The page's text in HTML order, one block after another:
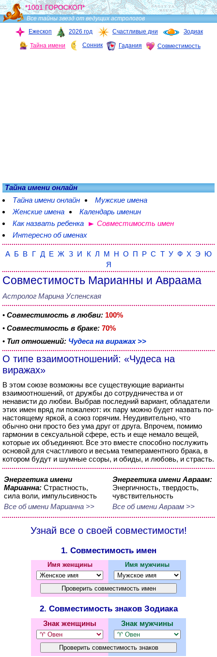
*1001 ГОРОСКОП*
Все тайны звезд от ведущих астрологов
Ежескоп
2026 год Счастливые дни Зодиак
Тайна имени Сонник Гадания Совместимость
Тайна имени онлайн
Тайна имени онлайн
Мужские имена
Женские имена
Календарь именин
Как назвать ребенка
Совместимость имен
Интересно об именах
А Б В Г Д Е Ж З И К Л М Н О П Р С Т У Ф Х Э Ю
Я
Совместимость Марианны и Авраама
Астролог Марина Успенская
• Совместимость в любви: 100%
• Совместимость в браке: 70%
• Тип отношений: Чудеса на виражах >>
О типе взаимоотношений: «Чудеса на
виражах»
В этом союзе возможны все существующие варианты
взаимоотношений, от дружбы до сотрудничества и от
ненависти до любви. Выбрав последний вариант, обладатели
этих имен вряд ли пожалеют: их пару можно будет назвать по-
настоящему яркой, а союз горячим. Неудивительно, что
обычно они просто без ума друг от друга. Впрочем, помимо
гармонии в сексуальной сфере, есть и еще немало вещей,
которые их объединяют. Все это вместе способно послужить
основой для счастливого и весьма темпераментного брака, в
котором будут и шумные ссоры, и обиды, и любовь, и страсть.
Энергетика имени
Марианна: Страстность,
сила воли, импульсивность
Все об имени Марианна >>
Энергетика имени Авраам:
Энергичность, твердость,
чувствительность
Все об имени Авраам >>
Узнай все о своей совместимости!
1. Совместимость имен
Имя женщины Имя мужчины
2. Совместимость знаков Зодиака
Знак женщины Знак мужчины